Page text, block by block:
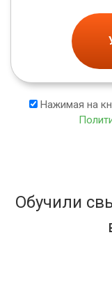
Нажимая на
Обучили